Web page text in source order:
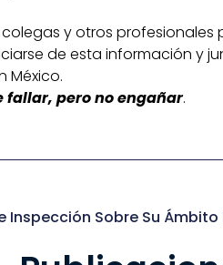
y otros profesionales
de esta información y
México.
fallar, pero no engañar.